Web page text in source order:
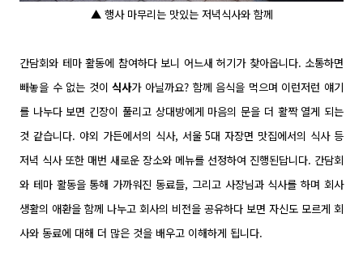
▲ 행사 마무리는 맛있는 저녁식사와 함께
간담회와 테마 활동에 참여하다 보니 어느새 허기가 찾아옵니다. 소통하면
빼놓을 수 없는 것이식사가 아닐까요? 함께 음식을 먹으며 이런저런 얘기
를 나누다 보면 긴장이 풀리고 상대방에게 마음의 문을 더 활짝 열게 되는
것 같습니다. 야외 가든에서의 식사, 서울 5대 자장면 맛집에서의 식사 등
저녁 식사 또한 매번 새로운 장소와 메뉴를 선정하여 진행된답니다. 간담회
와 테마 활동을 통해 가까워진 동료들, 그리고 사장님과 식사를 하며 회사
생활의 애환을 함께 나누고 회사의 비전을 공유하다 보면 자신도 모르게 회
사와 동료에 대해 더 많은 것을 배우고 이해하게 됩니다.